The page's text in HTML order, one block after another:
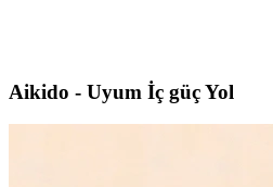
Aikido - Uyum İç güç Yol